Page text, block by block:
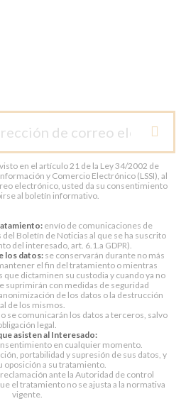
en el artículo 21 de la Ley 34/2002 de
y Comercio Electrónico (LSSI), al
electrónico, usted da su consentimiento
al boletín informativo.
envío de comunicaciones de
Boletín de Noticias al que se ha suscrito
del interesado, art. 6.1.a GDPR).
los datos:se conservarán durante no más
el fin del tratamiento o mientras
dictaminen su custodia y cuando ya no
suprimirán con medidas de seguridad
de los datos o la destrucción
de los mismos.
se comunicarán los datos a terceros, salvo
legal.
asisten al Interesado:
en cualquier momento.
portabilidad y supresión de sus datos, y
oposición a su tratamiento.
ante la Autoridad de control
el tratamiento no se ajusta a la normativa
vigente.